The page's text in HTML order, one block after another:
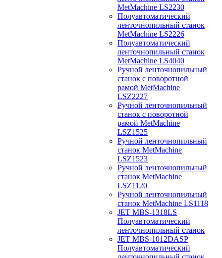
MetMachine LS2230
Полуавтоматический
ленточнопильный станок
MetMachine LS2226
Полуавтоматический
ленточнопильный станок
MetMachine LS4040
Ручной ленточнопильный
станок с поворотной
рамой MetMachine
LSZ2227
Ручной ленточнопильный
станок с поворотной
рамой MetMachine
LSZ1525
Ручной ленточнопильный
станок MetMachine
LSZ1523
Ручной ленточнопильный
станок MetMachine
LSZ1120
Ручной ленточнопильный
станок MetMachine LS1118
JET MBS-1318LS
Полуавтоматический
ленточнопильный станок
JET MBS-1012DASP
Полуавтоматический